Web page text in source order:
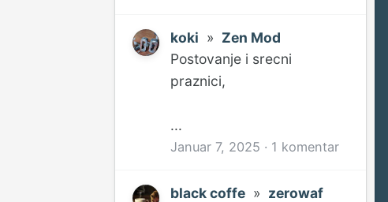
koki » Zen Mod
Postovanje i srecni
praznici,
...
Januar 7, 2025 · 1 komentar
black coffe » zerowaf